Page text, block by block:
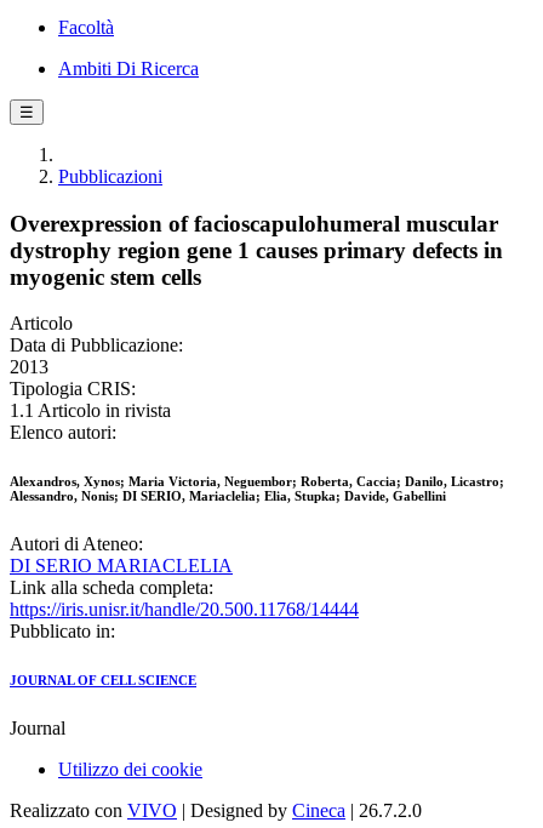
Facoltà
Ambiti Di Ricerca
☰
Pubblicazioni
Overexpression of facioscapulohumeral muscular
dystrophy region gene 1 causes primary defects in
myogenic stem cells
Articolo
Data di Pubblicazione:
2013
Tipologia CRIS:
1.1 Articolo in rivista
Elenco autori:
Alexandros, Xynos; Maria Victoria, Neguembor; Roberta, Caccia; Danilo, Licastro;
Alessandro, Nonis; DI SERIO, Mariaclelia; Elia, Stupka; Davide, Gabellini
Autori di Ateneo:
DI SERIO MARIACLELIA
Link alla scheda completa:
https://iris.unisr.it/handle/20.500.11768/14444
Pubblicato in:
JOURNAL OF CELL SCIENCE
Journal
Utilizzo dei cookie
Realizzato con VIVO | Designed by Cineca | 26.7.2.0